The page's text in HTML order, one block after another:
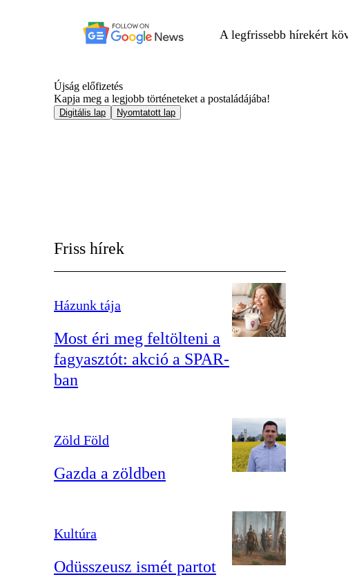
A legfrissebb hírekért
Újság előfizetés
Kapja meg a legjobb történeteket a postaládájába!
Digitális lap Nyomtatott lap
Friss hírek
Házunk tája
Most éri meg feltölteni a
fagyasztót: akció a SPAR-
ban
Zöld Föld
Gazda a zöldben
Kultúra
Odüsszeusz ismét partot